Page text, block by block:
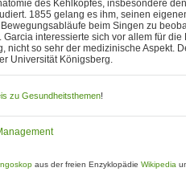
des Kehlkopfes, insbesondere
1855 gelang es ihm, seinen
beim Singen zu
interessierte sich vor allem für
nicht so sehr der medizinische Aspekt.
Universität Königsberg.
zu Gesundheitsthemen!
aus der freien Enzyklopädie Wikipedia